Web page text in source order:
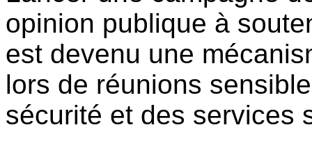
opinion publique à
est devenu une
lors de réunions
sécurité et des services